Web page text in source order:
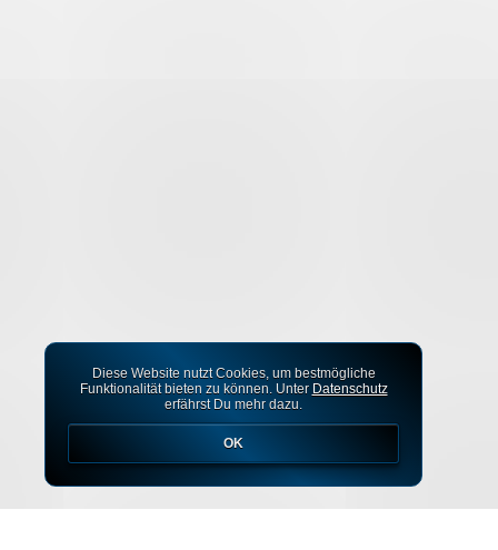
Diese Website nutzt Cookies, um bestmögliche
Funktionalität bieten zu können. Unter Datenschutz
erfährst Du mehr dazu.
OK